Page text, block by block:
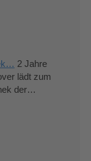
2 Jahre
lädt zum
der…